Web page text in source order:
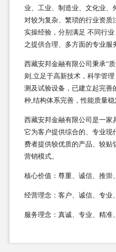
业、工业、制造业、文化业、
对较为复杂、繁琐的行业资质
实操经验，分别满足 不同行
之提供合理、多方面的专业服
西藏安邦金融有限公司秉承“
则,立足于高新技术，科学管
测及试验设备，已建立起完善
种,结构体系完善，性能质量稳
西藏安邦金融有限公司是一家
它为客户提供综合的、专业现
费者提供较优质的产品、较贴
营销模式。
核心价值：尊重、诚信、推崇
经营理念：客户、诚信、专业
服务理念：真诚、专业、精准